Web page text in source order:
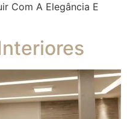
Com A Elegância E